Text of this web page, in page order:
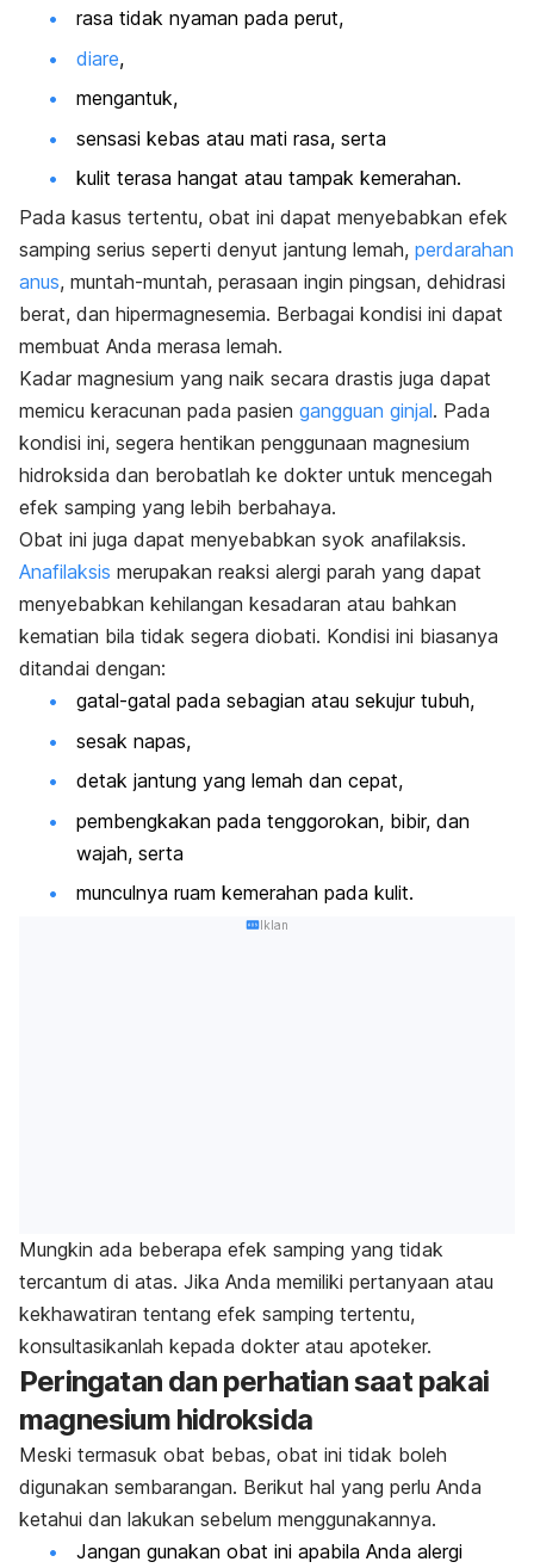
rasa tidak nyaman pada perut,
diare,
mengantuk,
sensasi kebas atau mati rasa, serta
kulit terasa hangat atau tampak kemerahan.
Pada kasus tertentu, obat ini dapat menyebabkan efek
samping serius seperti denyut jantung lemah, perdarahan
anus, muntah-muntah, perasaan ingin pingsan, dehidrasi
berat, dan hipermagnesemia. Berbagai kondisi ini dapat
membuat Anda merasa lemah.
Kadar magnesium yang naik secara drastis juga dapat
memicu keracunan pada pasien gangguan ginjal. Pada
kondisi ini, segera hentikan penggunaan magnesium
hidroksida dan berobatlah ke dokter untuk mencegah
efek samping yang lebih berbahaya.
Obat ini juga dapat menyebabkan syok anafilaksis.
Anafilaksis merupakan reaksi alergi parah yang dapat
menyebabkan kehilangan kesadaran atau bahkan
kematian bila tidak segera diobati. Kondisi ini biasanya
ditandai dengan:
gatal-gatal pada sebagian atau sekujur tubuh,
sesak napas,
detak jantung yang lemah dan cepat,
pembengkakan pada tenggorokan, bibir, dan
wajah, serta
munculnya ruam kemerahan pada kulit.
Iklan
Mungkin ada beberapa efek samping yang tidak
tercantum di atas. Jika Anda memiliki pertanyaan atau
kekhawatiran tentang efek samping tertentu,
konsultasikanlah kepada dokter atau apoteker.
Peringatan dan perhatian saat pakai
magnesium hidroksida
Meski termasuk obat bebas, obat ini tidak boleh
digunakan sembarangan. Berikut hal yang perlu Anda
ketahui dan lakukan sebelum menggunakannya.
Jangan gunakan obat ini apabila Anda alergi